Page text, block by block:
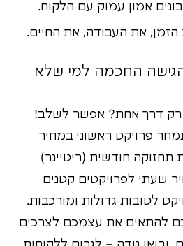
בונים אמון עמוק עם הלקוח.
הזמן, את העבודה, את החיים.
החכמה למי שלא
רק דרך אחת? אפשר לשלב!
פרויקט ראשוני במחיר
תחזוקה חודשית (ריטיינר)
שעתי לפרויקטים קטנים
לטובות גדולות ומורכבות.
להתאים את עצמכם לצרכים